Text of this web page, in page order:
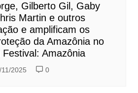
Gilberto Gil, Gaby
Martin e outros
e amplificam os
da Amazônia no
Amazônia
2025 0